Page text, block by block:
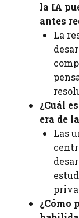
la IA
antes
La
¿Cuál
era de
Las
¿Cómo